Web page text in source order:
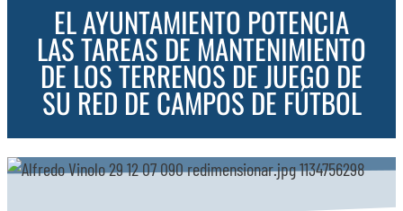
ACTUALIDAD
SERVICIOS
EVENTOS
EL AYUNTAMIENTO POTENCIA
LAS TAREAS DE MANTENIMIENTO
DE LOS TERRENOS DE JUEGO DE
SU RED DE CAMPOS DE FÚTBOL